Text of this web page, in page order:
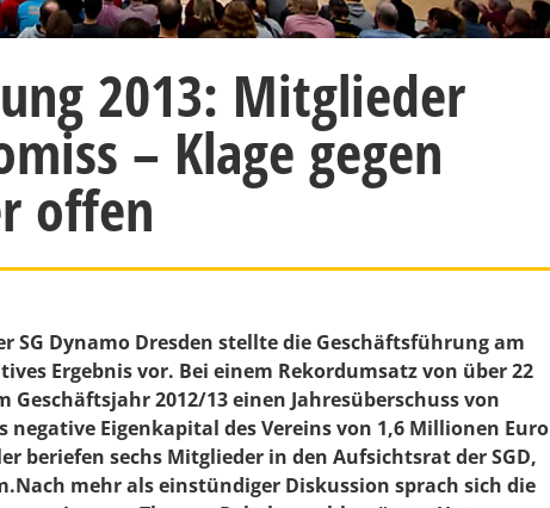
2013: Mitglieder
– Klage gegen
offen
Dynamo Dresden stellte die Geschäftsführung am
Ergebnis vor. Bei einem Rekordumsatz von über 22
2012/13 einen Jahresüberschuss von
negative Eigenkapital des Vereins von 1,6 Millionen Euro
beriefen sechs Mitglieder in den Aufsichtsrat der SGD,
mehr als einstündiger Diskussion sprach sich die